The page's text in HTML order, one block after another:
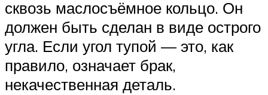
сквозь маслосъёмное кольцо. Он
должен быть сделан в виде острого
угла. Если угол тупой — это, как
правило, означает брак,
некачественная деталь.